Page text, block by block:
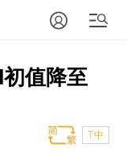
值降至
T中